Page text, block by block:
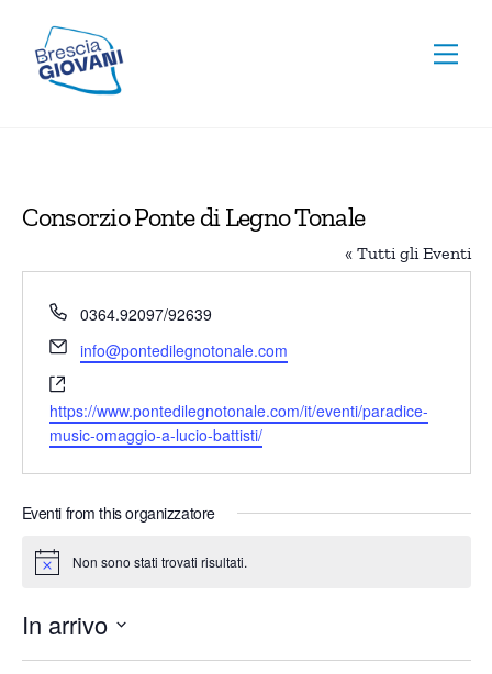
content
Consorzio Ponte di Legno Tonale
« Tutti gli Eventi
T
l
f
o
n
o
0364.92097/92639
E
m
i
l
info@pontedilegnotonale.com
e
b
s
i
https://www.pontedilegnotonale.com/it/eventi/paradice-
music-omaggio-a-lucio-battisti/
Eventi from this organizzatore
N
i
c
e
Non sono stati trovati risultati.
In arrivo
S